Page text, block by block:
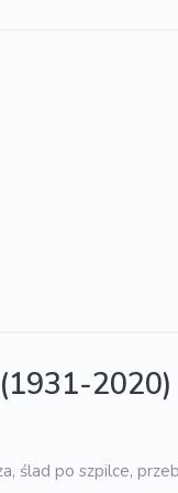
2020)
ślad po szpilce,